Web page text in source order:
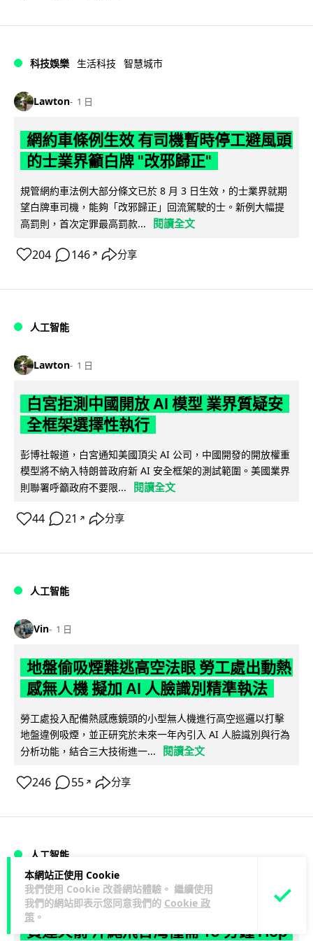
本網站正使用 Cookie
我們使用 Cookie 改善網站體驗。 繼續使用
我們的網站即表示您同意我們的 Cookie 政
策 。
科技娛樂 生活科技 智慧城市
Lawton 1 日
網約車條例生效 有司機暫時停工避風頭
的士業界籲白牌 "改邪歸正"
規管網約車法例大部分條文已於 8 月 3 日生效，的士業界就期
望白牌車司機，能夠「改邪歸正」回流駕駛的士。新例大幅提
高罰則，首次定罪最高罰款...
閱讀全文
204 146 ↗ 分享
人工智能
Lawton 1 日
白宮拒測中國開放 AI 模型 業界質疑安
全框架選擇性執行
彭博社報道，白宮通知美國頂尖 AI 公司，中國開發的開放權重
模型將不納入特朗普政府新 AI 安全框架的測試範圍。美國業界
則聯署呼籲政府不要限...
閱讀全文
44 21 ↗ 分享
人工智能
Vin 1 日
地盤偷吸煙難逃高空法眼 勞工處出動熱
感無人機 擬加 AI 人臉識別精準執法
勞工處投入配備熱感應鏡頭的小型無人機進行高空巡邏以打擊
地盤違例吸煙，並正研究於未來一年內引入 AI 人臉識別與行為
分析功能，結合三大技術進一...
閱讀全文
246 55 ↗ 分享
人工智能
Lawton 1 日
貨運火箭 沖繩飛台灣僅需 15 分鐘 Hop